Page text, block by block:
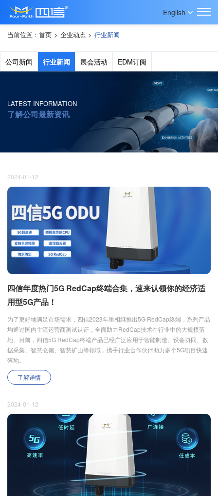
English
当前位置： 首页 > 企业动态 > 行业新闻
公司新闻 行业新闻 展会活动 EDM订阅
LATEST INFORMATION
了解公司最新资讯
2024-01-12
四信年度热门5G RedCap终端合集，速来认领你的经济适
用型5G产品！
为了更好地满足市场需求，四信2023年里相继推出5G RedCap终端，系列产品
均通过国内主流运营商测试认证，全面助力RedCap技术在行业中的大规模落
地。目前，四信5G RedCap终端产品已经广泛应用于智能制造、设备协同、数
据采集、智慧仓储、智慧矿山等领域，携手行业合作伙伴助力多个5G项目快速
落地。
了解详情
2024-01-12